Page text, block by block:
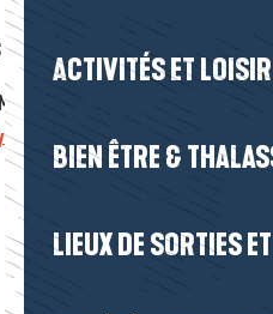
ACTIVITÉS ET
BIEN ÊTRE &
LIEUX DE SORTIES
44350 Guérande
rendre